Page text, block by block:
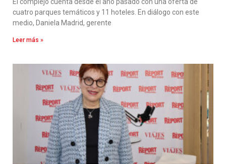
cuatro parques temáticos y 11 hoteles. En diálogo con este
medio, Daniela Madrid, gerente
Leer más »